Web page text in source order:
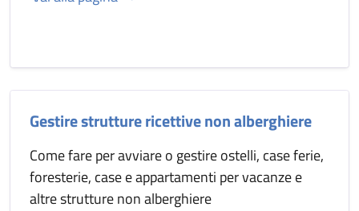
Gestire strutture ricettive non alberghiere
Come fare per avviare o gestire ostelli, case ferie,
foresterie, case e appartamenti per vacanze e
altre strutture non alberghiere